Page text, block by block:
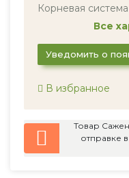
Корневая система
Все
Уведомить о
В избранное
Товар
отправке